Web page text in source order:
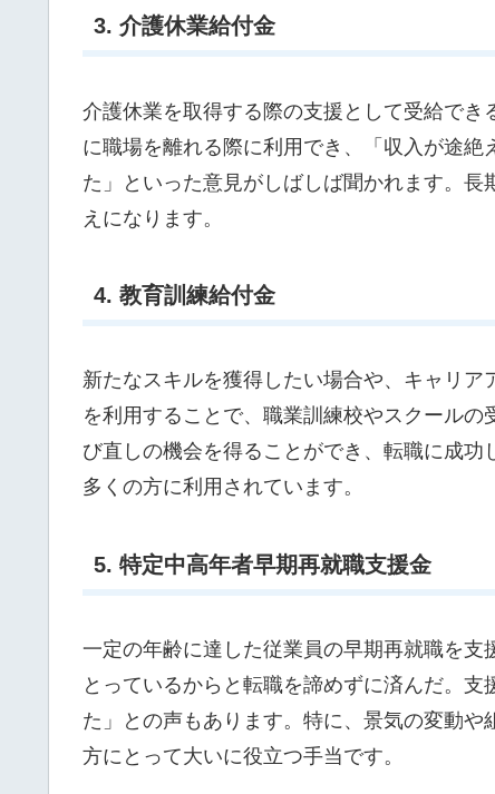
3. 介護休業給付金
介護休業を取得する際の支援として受給で
に職場を離れる際に利用でき、「収入が途
た」といった意見がしばしば聞かれます。
えになります。
4. 教育訓練給付金
新たなスキルを獲得したい場合や、キャリ
を利用することで、職業訓練校やスクール
び直しの機会を得ることができ、転職に成
多くの方に利用されています。
5. 特定中高年者早期再就職支援金
一定の年齢に達した従業員の早期再就職を
とっているからと転職を諦めずに済んだ。
た」との声もあります。特に、景気の変動
方にとって大いに役立つ手当です。